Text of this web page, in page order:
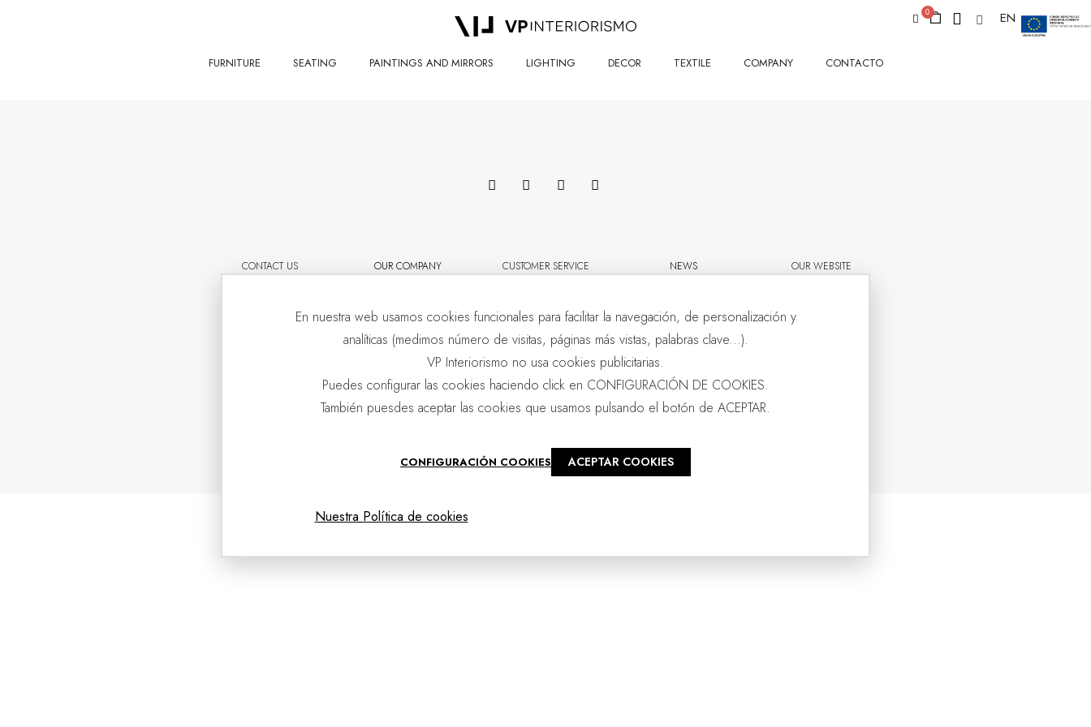
EN
FURNITURE SEATING PAINTINGS AND MIRRORS LIGHTING DECOR TEXTILE COMPANY CONTACTO
CONTACT US OUR COMPANY CUSTOMER SERVICE NEWS OUR WEBSITE
En nuestra web usamos cookies funcionales para facilitar la navegación, de personalización y
analíticas (medimos número de visitas, páginas más vistas, palabras clave...).
VP Interiorismo no usa cookies publicitarias.
Puedes configurar las cookies haciendo click en CONFIGURACIÓN DE COOKIES.
También puesdes aceptar las cookies que usamos pulsando el botón de ACEPTAR.
CONFIGURACIÓN COOKIES ACEPTAR COOKIES
Nuestra Política de cookies